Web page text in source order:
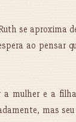
se aproxima
ao pensar
mulher e a
mas